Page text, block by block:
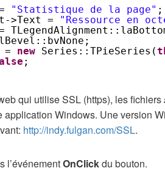
"Statistique de la page" ;
>Text =
"Ressource en
= new Series::TPieSeries(
;
qui utilise SSL (https), les fichiers
application Windows. Une version
http://indy.fulgan.com/SSL.
l’événementOnClickdu bouton.